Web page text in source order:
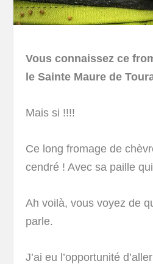
Vous connaissez ce
le Sainte Maure de
Mais si !!!!
Ce long fromage de
cendré ! Avec sa paille
Ah voilà, vous voyez de
parle.
J’ai eu l’opportunité